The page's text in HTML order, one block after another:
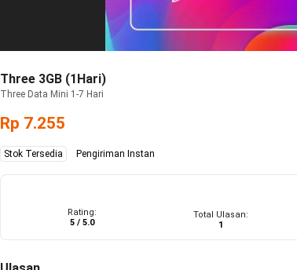
Three 3GB (1Hari)
Three Data Mini 1-7 Hari
Rp 7.255
Stok Tersedia Pengiriman Instan
Rating:
5 / 5.0
Total Ulasan:
1